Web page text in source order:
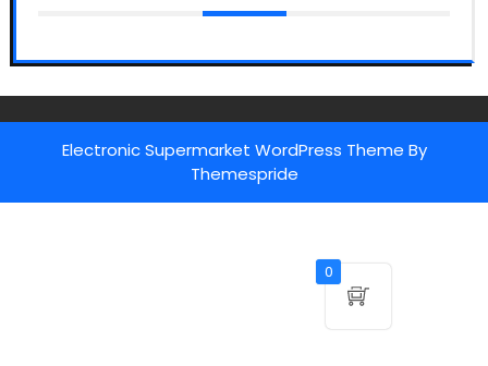
Electronic Supermarket WordPress Theme By
Themespride
0